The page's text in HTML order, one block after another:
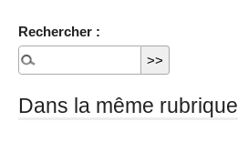
Rechercher :
Dans la même rubrique